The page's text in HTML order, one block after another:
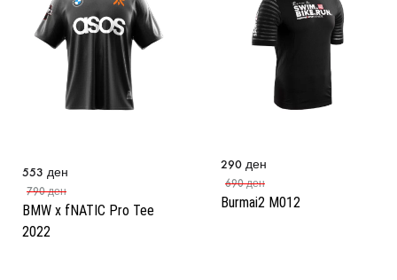
BMW x fNATIC Pro Tee
2022
553 ден
790ден
Burmai2 M012
290 ден
690ден